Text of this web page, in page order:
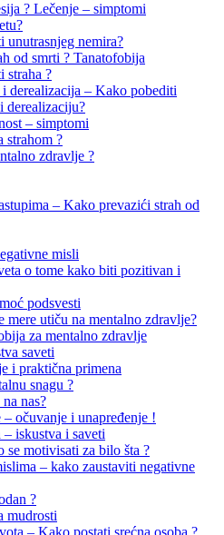
? Lečenje – simptomi
unutrasnjeg nemira?
od smrti ? Tanatofobija
straha ?
derealizacija – Kako pobediti
derealizaciju?
– simptomi
strahom ?
zdravlje ?
– Kako prevazići strah od
misli
o tome kako biti pozitivan i
podsvesti
utiču na mentalno zdravlje?
za mentalno zdravlje
saveti
i praktična primena
snagu ?
nas?
očuvanje i unapređenje !
iskustva i saveti
motivisati za bilo šta ?
– kako zaustaviti negativne
?
mudrosti
– Kako postati srećna osoba ?